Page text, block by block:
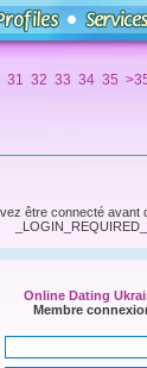
31 32 33 34 35
être connecté avant
Online Dating
Membre